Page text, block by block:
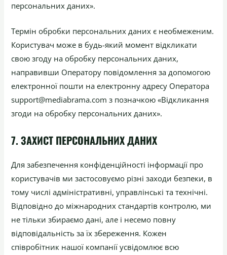
персональних даних».
Термін обробки персональних даних є необмеженим.
Користувач може в будь-який момент відкликати
свою згоду на обробку персональних даних,
направивши Оператору повідомлення за допомогою
електронної пошти на електронну адресу Оператора
support@mediabrama.com з позначкою «Відкликання
згоди на обробку персональних даних».
7. ЗАХИСТ ПЕРСОНАЛЬНИХ ДАНИХ
Для забезпечення конфіденційності інформації про
користувачів ми застосовуємо різні заходи безпеки, в
тому числі адміністративні, управлінські та технічні.
Відповідно до міжнародних стандартів контролю, ми
не тільки збираємо дані, але і несемо повну
відповідальність за їх збереження. Кожен
співробітник нашої компанії усвідомлює всю